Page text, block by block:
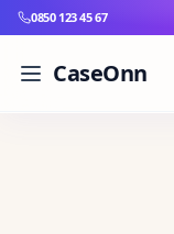
0850 123 45 67
CaseOnn